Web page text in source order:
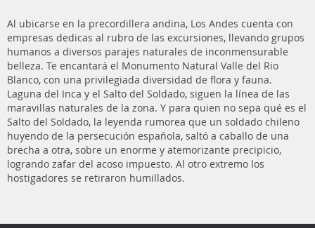
Al ubicarse en la precordillera andina, Los Andes cuenta con
empresas dedicas al rubro de las excursiones, llevando grupos
humanos a diversos parajes naturales de inconmensurable
belleza. Te encantará el Monumento Natural Valle del Rio
Blanco, con una privilegiada diversidad de flora y fauna.
Laguna del Inca y el Salto del Soldado, siguen la línea de las
maravillas naturales de la zona. Y para quien no sepa qué es el
Salto del Soldado, la leyenda rumorea que un soldado chileno
huyendo de la persecución española, saltó a caballo de una
brecha a otra, sobre un enorme y atemorizante precipicio,
logrando zafar del acoso impuesto. Al otro extremo los
hostigadores se retiraron humillados.